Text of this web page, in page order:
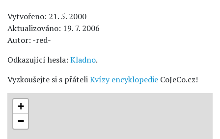
Vytvořeno: 21. 5. 2000
Aktualizováno: 19. 7. 2006
Autor: -red-
Odkazující hesla: Kladno.
Vyzkoušejte si s přáteliKvízy encyklopedie CoJeCo.cz!
+
−